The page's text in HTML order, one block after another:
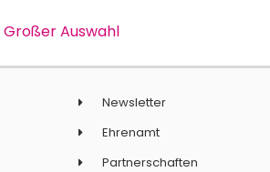
Großer Auswahl
Newsletter
Ehrenamt
Partnerschaften